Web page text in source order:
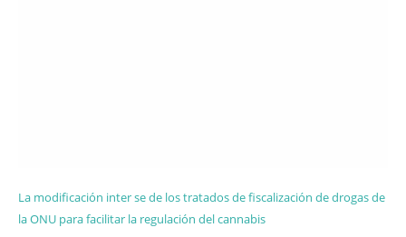
La modificación inter se de los tratados de fiscalización de drogas de
la ONU para facilitar la regulación del cannabis